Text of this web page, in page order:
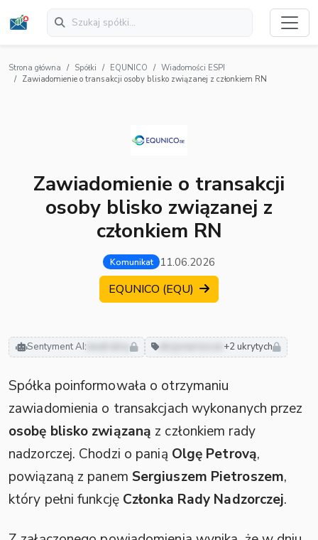
Strona główna Spółki EQUNICO
Wiadomości ESPI
Zawiadomienie o transakcji osoby blisko związanej z członkiem RN
Zawiadomienie o transakcji
osoby blisko związanej z
członkiem RN
Komunikat 11.06.2026
EQUNICO (EQU)
Sentyment AI: neutralny akcjonariusze +2 ukrytych
Spółka poinformowała o otrzymaniu
zawiadomienia o transakcjach wykonanych przez
osobę blisko związaną z członkiem rady
nadzorczej. Chodzi o panią Olgę Petrovą,
powiązaną z panem Sergiuszem Pietroszem,
który pełni funkcję Członka Rady Nadzorczej.